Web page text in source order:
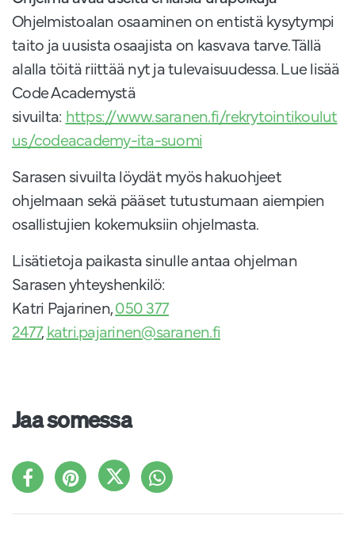
Ohjelmistoalan osaaminen on entistä kysytympi
taito ja uusista osaajista on kasvava tarve. Tällä
alalla töitä riittää nyt ja tulevaisuudessa. Lue lisää
Code Academystä
sivuilta: https://www.saranen.fi/rekrytointikoulut
us/codeacademy-ita-suomi
Sarasen sivuilta löydät myös hakuohjeet
ohjelmaan sekä pääset tutustumaan aiempien
osallistujien kokemuksiin ohjelmasta.
Lisätietoja paikasta sinulle antaa ohjelman
Sarasen yhteyshenkilö:
Katri Pajarinen,050 377
2477,katri.pajarinen@saranen.fi
Jaa somessa